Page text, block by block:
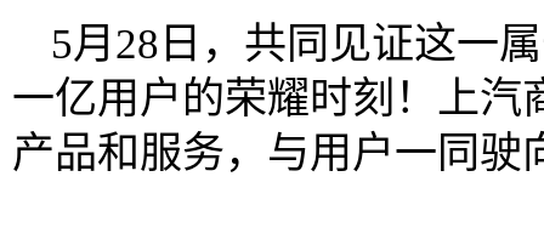
5月28日，共同见证这一
一亿用户的荣耀时刻！上汽
产品和服务，与用户一同驶